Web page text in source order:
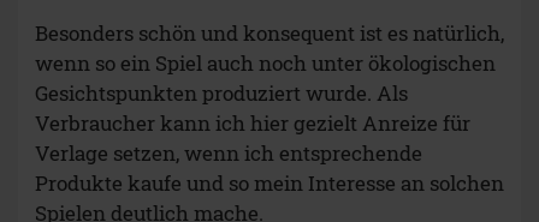
Spieleliste zum Thema
Natur
In dieser Liste bieten ich dir eine Auswahl an
Naturspielen samt Link zu einer ausführlichen
Rezension auf meinem Spieleblog„Horst spielt“.